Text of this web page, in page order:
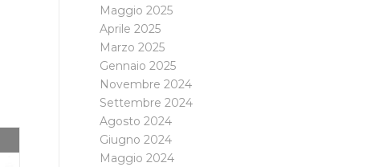
Maggio 2025
Aprile 2025
Marzo 2025
Gennaio 2025
Novembre 2024
Settembre 2024
Agosto 2024
Giugno 2024
Maggio 2024